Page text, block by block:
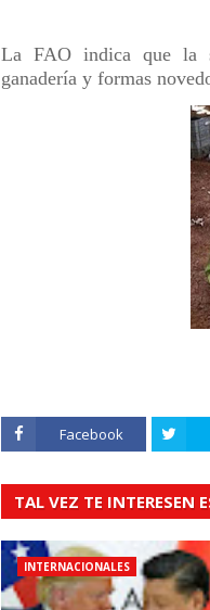
La FAO indica que la
ganadería y formas
Facebook
TAL VEZ TE INTERESEN
INTERNACIONALES